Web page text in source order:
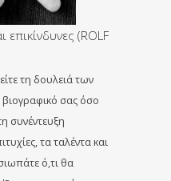
επικίνδυνες (ROLF
τη δουλειά των
σας όσο
συνέντευξη
τα ταλέντα και
ό,τι θα